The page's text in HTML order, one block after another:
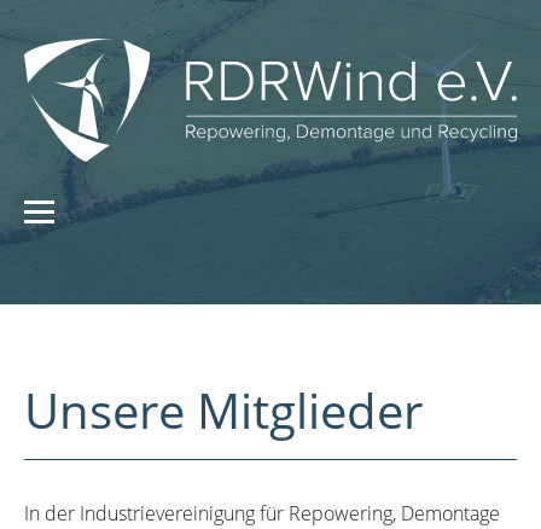
Unsere Mitglieder
In der Industrievereinigung für Repowering, Demontage